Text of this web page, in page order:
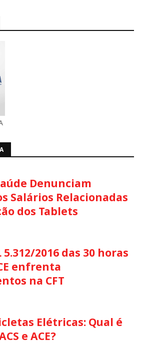
Denunciam
Salários Relacionadas
dos Tablets
5.312/2016 das 30 horas
enfrenta
na CFT
Elétricas: Qual é
e ACE?